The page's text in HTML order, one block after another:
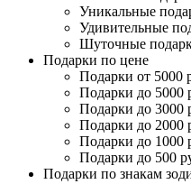
Уникальные
Удивительные
Шуточные
Подарки по цене
Подарки от 5000
Подарки до 5000
Подарки до 3000
Подарки до 2000
Подарки до 1000
Подарки до 500
Подарки по знакам